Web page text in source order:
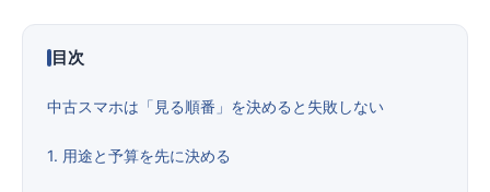
ログインする
目次
中古スマホは「見る順番」を決めると失敗しない
1. 用途と予算を先に決める